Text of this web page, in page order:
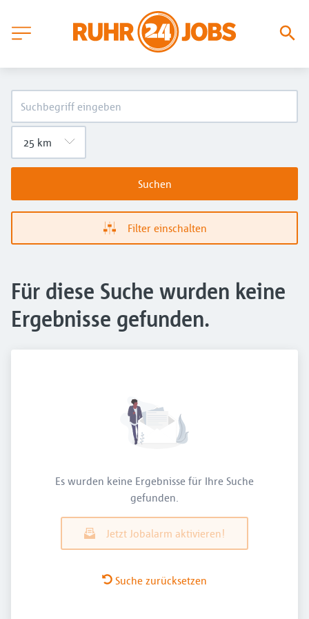
Suchen
Filter einschalten
Für diese Suche wurden keine
Ergebnisse gefunden.
Es wurden keine Ergebnisse für Ihre Suche
gefunden.
Jetzt Jobalarm aktivieren!
Suche zurücksetzen